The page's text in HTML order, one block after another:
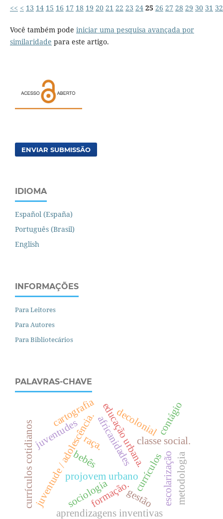
<< < 13 14 15 16 17 18 19 20 21 22 23 24 25 26 27 28 29 30 31 32
Você também pode iniciar uma pesquisa avançada por
similaridade para este artigo.
ENVIAR SUBMISSÃO
IDIOMA
Español (España)
Português (Brasil)
English
INFORMAÇÕES
Para Leitores
Para Autores
Para Bibliotecários
PALAVRAS-CHAVE
currículos
projovem urbano
juventude / adolescência.e
d
u
c
a
ç
ã
o
u
r
b
a
n
a
. classe social.
raça.
gestão
juventudes
escolarização
currículos cotidianos formação.
decolonial
bebês
contágio
cartografia
aprendizagens inventivas
metodologia
africanidades
sociologia